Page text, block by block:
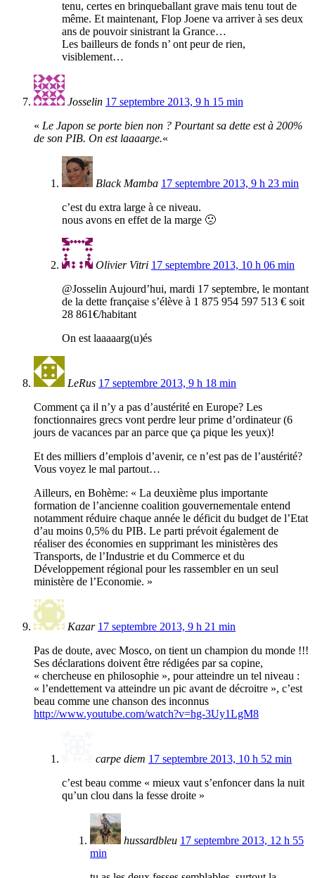
tenu, certes en brinqueballant grave mais tenu tout de
même. Et maintenant, Flop Joene va arriver à ses deux
ans de pouvoir sinistrant la Grance…
Les bailleurs de fonds n’ ont peur de rien,
visiblement…
Josselin 17 septembre 2013, 9 h 15 min
« Le Japon se porte bien non ? Pourtant sa dette est à 200%
de son PIB. On est laaaarge.«
Black Mamba 17 septembre 2013, 9 h 23 min
c’est du extra large à ce niveau.
nous avons en effet de la marge 🙁
Olivier Vitri 17 septembre 2013, 10 h 06 min
@Josselin Aujourd’hui, mardi 17 septembre, le montant
de la dette française s’élève à 1 875 954 597 513 € soit
28 861€/habitant
On est laaaaarg(u)és
LeRus 17 septembre 2013, 9 h 18 min
Comment ça il n’y a pas d’austérité en Europe? Les
fonctionnaires grecs vont perdre leur prime d’ordinateur (6
jours de vacances par an parce que ça pique les yeux)!
Et des milliers d’emplois d’avenir, ce n’est pas de l’austérité?
Vous voyez le mal partout…
Ailleurs, en Bohème: « La deuxième plus importante
formation de l’ancienne coalition gouvernementale entend
notamment réduire chaque année le déficit du budget de l’Etat
d’au moins 0,5% du PIB. Le parti prévoit également de
réaliser des économies en supprimant les ministères des
Transports, de l’Industrie et du Commerce et du
Développement régional pour les rassembler en un seul
ministère de l’Economie. »
Kazar 17 septembre 2013, 9 h 21 min
Pas de doute, avec Mosco, on tient un champion du monde !!!
Ses déclarations doivent être rédigées par sa copine,
« chercheuse en philosophie », pour atteindre un tel niveau :
« l’endettement va atteindre un pic avant de décroitre », c’est
beau comme une chanson des inconnus
http://www.youtube.com/watch?v=hg-3Uy1LgM8
carpe diem 17 septembre 2013, 10 h 52 min
c’est beau comme « mieux vaut s’enfoncer dans la nuit
qu’un clou dans la fesse droite »
hussardbleu 17 septembre 2013, 12 h 55
min